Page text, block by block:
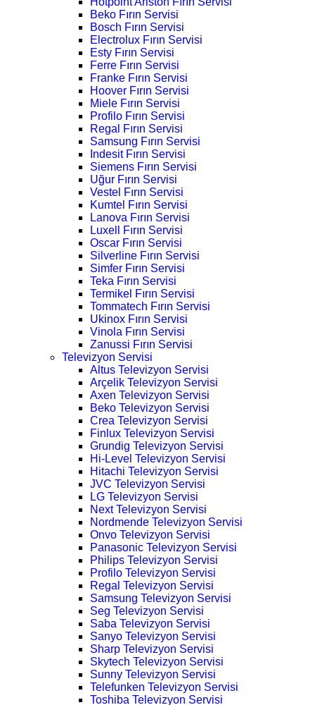
Beko Fırın Servisi
Bosch Fırın Servisi
Electrolux Fırın Servisi
Esty Fırın Servisi
Ferre Fırın Servisi
Franke Fırın Servisi
Hoover Fırın Servisi
Miele Fırın Servisi
Profilo Fırın Servisi
Regal Fırın Servisi
Samsung Fırın Servisi
Indesit Fırın Servisi
Siemens Fırın Servisi
Uğur Fırın Servisi
Vestel Fırın Servisi
Kumtel Fırın Servisi
Lanova Fırın Servisi
Luxell Fırın Servisi
Oscar Fırın Servisi
Silverline Fırın Servisi
Simfer Fırın Servisi
Teka Fırın Servisi
Termikel Fırın Servisi
Tommatech Fırın Servisi
Ukinox Fırın Servisi
Vinola Fırın Servisi
Zanussi Fırın Servisi
Televizyon Servisi
Altus Televizyon Servisi
Arçelik Televizyon Servisi
Axen Televizyon Servisi
Beko Televizyon Servisi
Crea Televizyon Servisi
Finlux Televizyon Servisi
Grundig Televizyon Servisi
Hi-Level Televizyon Servisi
Hitachi Televizyon Servisi
JVC Televizyon Servisi
LG Televizyon Servisi
Next Televizyon Servisi
Nordmende Televizyon Servisi
Onvo Televizyon Servisi
Panasonic Televizyon Servisi
Philips Televizyon Servisi
Profilo Televizyon Servisi
Regal Televizyon Servisi
Samsung Televizyon Servisi
Seg Televizyon Servisi
Saba Televizyon Servisi
Sanyo Televizyon Servisi
Sharp Televizyon Servisi
Skytech Televizyon Servisi
Sunny Televizyon Servisi
Telefunken Televizyon Servisi
Toshiba Televizyon Servisi